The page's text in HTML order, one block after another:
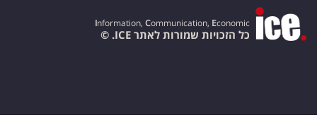
Information, Communication, Economic
כל הזכויות שמורות לאתר ICE. ©